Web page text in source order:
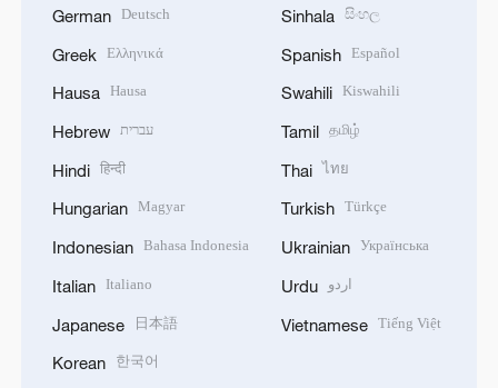
German Deutsch
Greek Ελληνικά
Hausa Hausa
Hebrew עברית
Hindi हिन्दी
Hungarian Magyar
Indonesian Bahasa Indonesia
Italian Italiano
Japanese 日本語
Korean 한국어
Sinhala සිංහල
Spanish Español
Swahili Kiswahili
Tamil தமிழ்
Thai ไทย
Turkish Türkçe
Ukrainian Українська
Urdu اردو
Vietnamese Tiếng Việt